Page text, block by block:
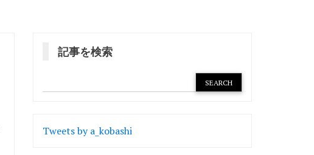
記事を検索
Tweets by a_kobashi